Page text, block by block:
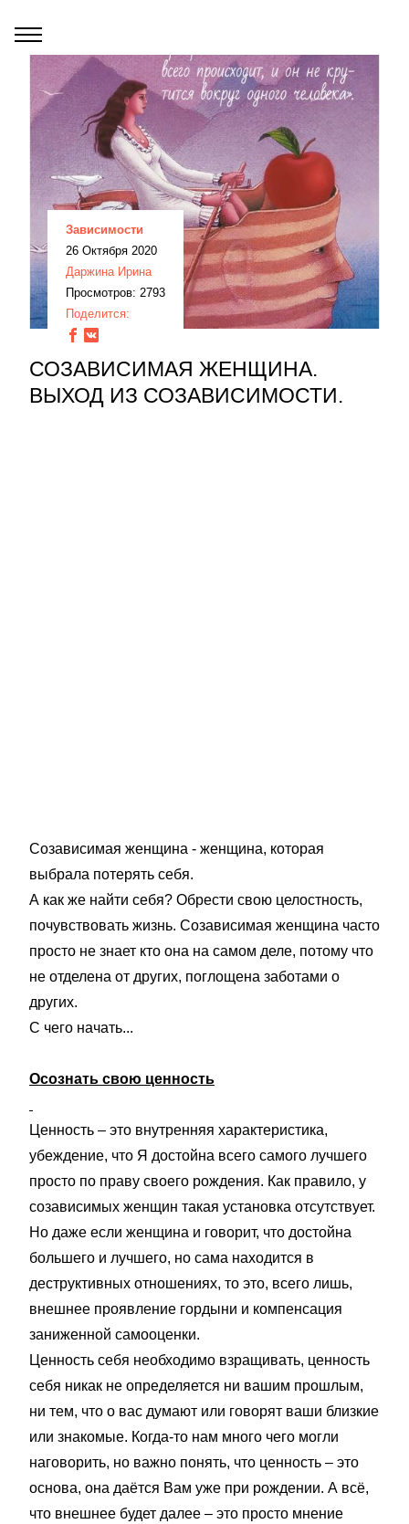
Зависимости
26 Октября 2020
Даржина Ирина
Просмотров: 2793
Поделится:
СОЗАВИСИМАЯ ЖЕНЩИНА.
ВЫХОД ИЗ СОЗАВИСИМОСТИ.
Созависимая женщина - женщина, которая
выбрала потерять себя.
А как же найти себя? Обрести свою целостность,
почувствовать жизнь. Созависимая женщина часто
просто не знает кто она на самом деле, потому что
не отделена от других, поглощена заботами о
других.
С чего начать...
Осознать свою ценность
Ценность – это внутренняя характеристика,
убеждение, что Я достойна всего самого лучшего
просто по праву своего рождения. Как правило, у
созависимых женщин такая установка отсутствует.
Но даже если женщина и говорит, что достойна
большего и лучшего, но сама находится в
деструктивных отношениях, то это, всего лишь,
внешнее проявление гордыни и компенсация
заниженной самооценки.
Ценность себя необходимо взращивать, ценность
себя никак не определяется ни вашим прошлым,
ни тем, что о вас думают или говорят ваши близкие
или знакомые. Когда-то нам много чего могли
наговорить, но важно понять, что ценность – это
основа, она даётся Вам уже при рождении. А всё,
что внешнее будет далее – это просто мнение